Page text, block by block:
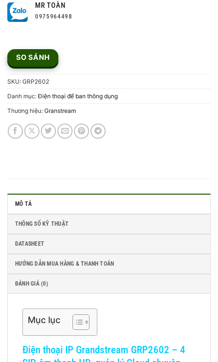
MR TOÀN
0975964498
SO SÁNH
SKU: GRP2602
Danh mục:Điện thoại để ban thông dụng
Thương hiệu: Granstream
MÔ TẢ
THÔNG SỐ KỸ THUẬT
DATASHEET
HƯỚNG DẪN MUA HÀNG & THANH TOÁN
ĐÁNH GIÁ (0)
Mục lục
Điện thoại IP Grandstream GRP2602 – 4